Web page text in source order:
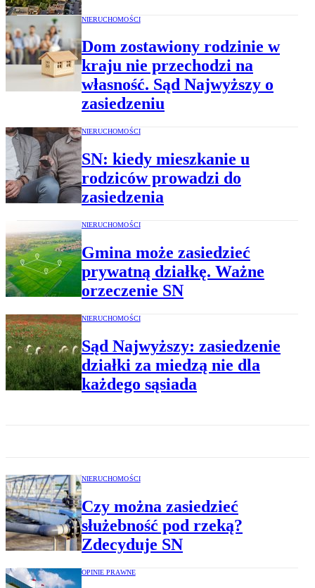
NIERUCHOMOŚCI
Dom zostawiony rodzinie w
kraju nie przechodzi na
własność. Sąd Najwyższy o
zasiedzeniu
NIERUCHOMOŚCI
SN: kiedy mieszkanie u
rodziców prowadzi do
zasiedzenia
NIERUCHOMOŚCI
Gmina może zasiedzieć
prywatną działkę. Ważne
orzeczenie SN
NIERUCHOMOŚCI
Sąd Najwyższy: zasiedzenie
działki za miedzą nie dla
każdego sąsiada
NIERUCHOMOŚCI
Czy można zasiedzieć
służebność pod rzeką?
Zdecyduje SN
OPINIE PRAWNE